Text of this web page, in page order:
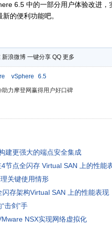
6.5 中的一部分用户体验改进，
的便利功能吧。
新浪微博 一键分享 QQ 更多
vSphere 6.5
力摩登网赢得用户好口碑
建更强大的端点安全集成
节点全闪存 Virtual SAN 上的性能
关键使用情形
存架构Virtual SAN 上的性能表现
击剑”手
NSX实现网络虚拟化